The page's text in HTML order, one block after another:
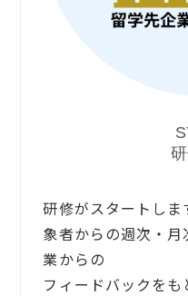
研修がスタートし
象者からの週次・
業からの
フィードバックを